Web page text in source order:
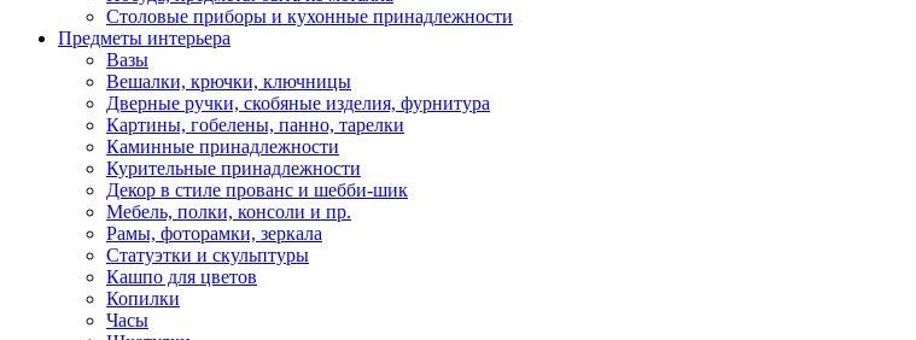
Столовые приборы и кухонные принадлежности
Предметы интерьера
Вазы
Вешалки, крючки, ключницы
Дверные ручки, скобяные изделия, фурнитура
Картины, гобелены, панно, тарелки
Каминные принадлежности
Курительные принадлежности
Декор в стиле прованс и шебби-шик
Мебель, полки, консоли и пр.
Рамы, фоторамки, зеркала
Статуэтки и скульптуры
Кашпо для цветов
Копилки
Часы